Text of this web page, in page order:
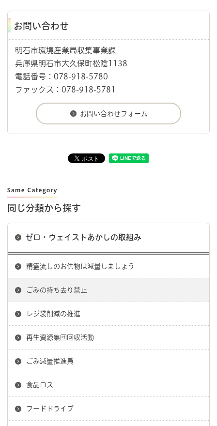
お問い合わせ
明石市環境産業局収集事業課
兵庫県明石市大久保町松陰1138
電話番号：078-918-5780
ファックス：078-918-5781
同じ分類から探す
ゼロ・ウェイストあかしの取組み
精霊流しのお供物は減量しましょう
ごみの持ち去り禁止
レジ袋削減の推進
再生資源集団回収活動
ごみ減量推進員
食品ロス
フードドライブ